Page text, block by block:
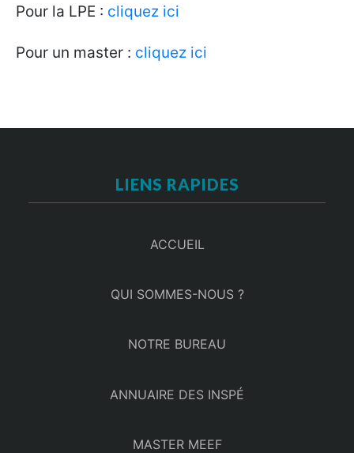
Pour la LPE : cliquez ici
Pour un master : cliquez ici
LIENS RAPIDES
ACCUEIL
QUI SOMMES-NOUS ?
NOTRE BUREAU
ANNUAIRE DES INSPÉ
MASTER MEEF